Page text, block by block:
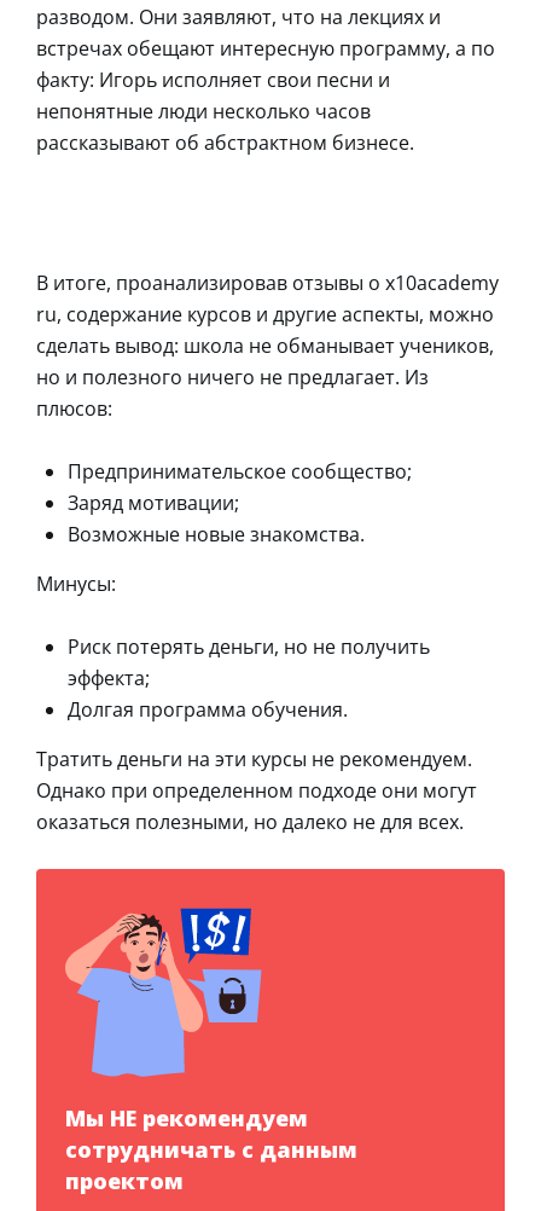
разводом. Они заявляют, что на лекциях и
встречах обещают интересную программу, а по
факту: Игорь исполняет свои песни и
непонятные люди несколько часов
рассказывают об абстрактном бизнесе.
В итоге, проанализировав отзывы о x10academy
ru, содержание курсов и другие аспекты, можно
сделать вывод: школа не обманывает учеников,
но и полезного ничего не предлагает. Из
плюсов:
Предпринимательское сообщество;
Заряд мотивации;
Возможные новые знакомства.
Минусы:
Риск потерять деньги, но не получить
эффекта;
Долгая программа обучения.
Тратить деньги на эти курсы не рекомендуем.
Однако при определенном подходе они могут
оказаться полезными, но далеко не для всех.
Мы НЕ рекомендуем
сотрудничать с данным
проектом